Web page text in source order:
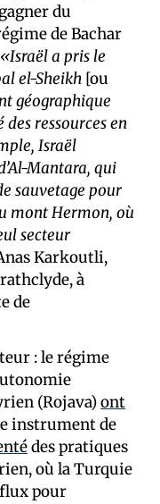
du
de Bachar
«Israël a pris le
el-Sheikh [ou
géographique
ressources en
Israël
Mantara, qui
sauvetage pour
mont Hermon, où
secteur
Karkoutli,
à
de
: le régime
(Rojava)ont
instrument de
des pratiques
où la Turquie
pour